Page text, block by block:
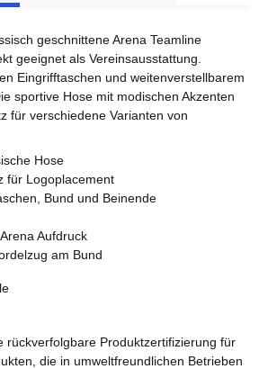
geschnittene Arena Teamline
geeignet als Vereinsausstattung.
Eingrifftaschen und weitenverstellbarem
sportive Hose mit modischen Akzenten
für verschiedene Varianten von
Hose
für Logoplacement
Bund und Beinende
Aufdruck
am Bund
rückverfolgbare Produktzertifizierung für
die in umweltfreundlichen Betrieben